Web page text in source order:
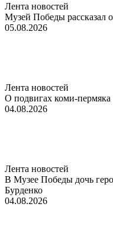
Лента новостей
Музей Победы рассказал
05.08.2026
Лента новостей
О подвигах коми-
04.08.2026
Лента новостей
В Музее Победы дочь
Бурденко
04.08.2026